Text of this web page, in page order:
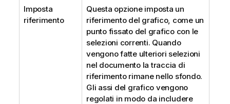
Imposta
riferimento
Questa opzione imposta un
riferimento del grafico, come un
punto fissato del grafico con le
selezioni correnti. Quando
vengono fatte ulteriori selezioni
nel documento la traccia di
riferimento rimane nello sfondo.
Gli assi del grafico vengono
regolati in modo da includere